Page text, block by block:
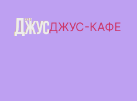
ДЖУС-КАФЕ